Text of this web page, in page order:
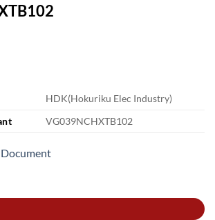
HDK(Hokuriku Elec Industry)
VG039NCHXTB102
Document